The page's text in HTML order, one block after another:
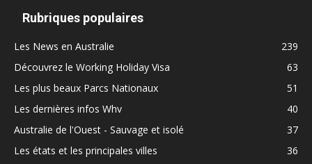
Rubriques populaires
Les News en Australie
239
Découvrez le Working Holiday Visa
63
Les plus beaux Parcs Nationaux
51
Les dernières infos Whv
40
Australie de l'Ouest - Sauvage et isolé
37
Les états et les principales villes
36